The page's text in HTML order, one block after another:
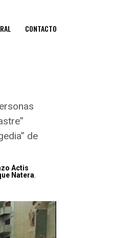
CONTACTO
de
Actis
Natera,